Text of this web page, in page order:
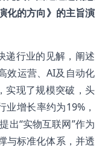
化的方向》的主旨演
递行业的见解，阐述
效运营、AI及自动化
实现了规模突破，头
增长率约为19%，
出“实物互联网”作为
与标准化体系，并透